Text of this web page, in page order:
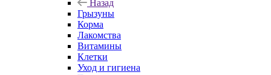
Назад
Грызуны
Корма
Лакомства
Витамины
Клетки
Уход и гигиена